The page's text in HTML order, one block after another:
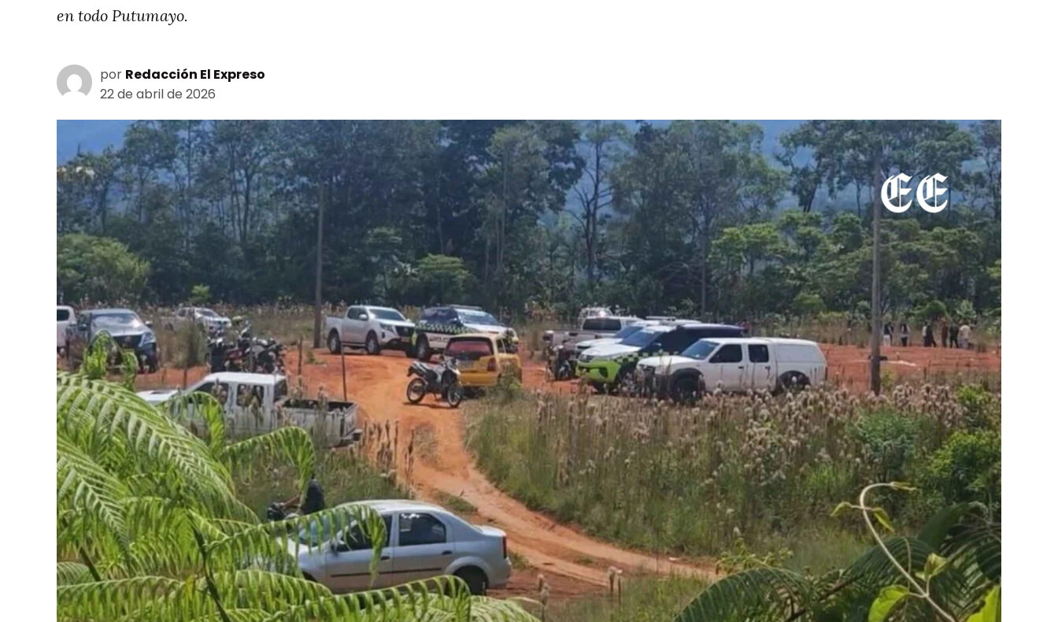
en todo Putumayo.
por Redacción El Expreso
22 de abril de 2026